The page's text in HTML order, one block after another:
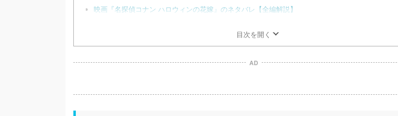
映画『名探偵コナン ハロウィンの花嫁』のネタバレ【全編解説】
目次を開く
AD